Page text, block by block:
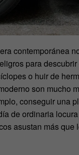
contemporánea
para
o huir de
son mucho
conseguir una
de ordinaria
asustan más que